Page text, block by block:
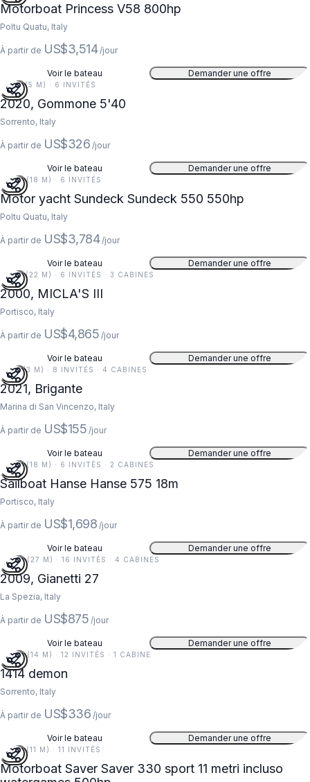
Motorboat Princess V58 800hp
Poltu Quatu, Italy
À partir de US$3,514 /jour
Voir le bateau Demander une offre
18 FT (5 M) · 6 INVITÉS
2020, Gommone 5'40
Sorrento, Italy
À partir de US$326 /jour
Voir le bateau Demander une offre
59 FT (18 M) · 6 INVITÉS
Motor yacht Sundeck Sundeck 550 550hp
Poltu Quatu, Italy
À partir de US$3,784 /jour
Voir le bateau Demander une offre
73 FT (22 M) · 6 INVITÉS · 3 CABINES
2000, MICLA'S III
Portisco, Italy
À partir de US$4,865 /jour
Voir le bateau Demander une offre
11 FT (3 M) · 8 INVITÉS · 4 CABINES
2021, Brigante
Marina di San Vincenzo, Italy
À partir de US$155 /jour
Voir le bateau Demander une offre
59 FT (18 M) · 6 INVITÉS · 2 CABINES
Sailboat Hanse Hanse 575 18m
Portisco, Italy
À partir de US$1,698 /jour
Voir le bateau Demander une offre
5
90 FT (27 M) · 16 INVITÉS · 4 CABINES
2009, Gianetti 27
La Spezia, Italy
À partir de US$875 /jour
Voir le bateau Demander une offre
46 FT (14 M) · 12 INVITÉS · 1 CABINE
1414 demon
Sorrento, Italy
À partir de US$336 /jour
Voir le bateau Demander une offre
36 FT (11 M) · 11 INVITÉS
Motorboat Saver Saver 330 sport 11 metri incluso